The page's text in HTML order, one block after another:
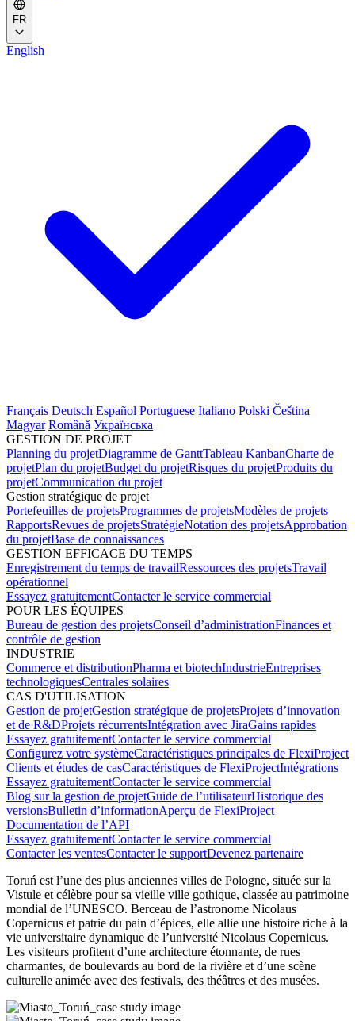
FR
English
Français Deutsch Español Portuguese Italiano Polski Čeština
Magyar Română Українська
GESTION DE PROJET
Planning du projetDiagramme de GanttTableau KanbanCharte de
projetPlan du projetBudget du projetRisques du projetProduits du
projetCommunication du projet
Gestion stratégique de projet
Portefeuilles de projetsProgrammes de projetsModèles de projets
RapportsRevues de projetsStratégieNotation des projetsApprobation
du projetBase de connaissances
GESTION EFFICACE DU TEMPS
Enregistrement du temps de travailRessources des projetsTravail
opérationnel
Essayez gratuitementContacter le service commercial
POUR LES ÉQUIPES
Bureau de gestion des projetsConseil d’administrationFinances et
contrôle de gestion
INDUSTRIE
Commerce et distributionPharma et biotechIndustrieEntreprises
technologiquesCentrales solaires
CAS D'UTILISATION
Gestion de projetGestion stratégique de projetsProjets d’innovation
et de R&DProjets récurrentsIntégration avec JiraGains rapides
Essayez gratuitementContacter le service commercial
Configurez votre systèmeCaractéristiques principales de FlexiProject
Clients et études de casCaractéristiques de FlexiProjectIntégrations
Essayez gratuitementContacter le service commercial
Blog sur la gestion de projetGuide de l’utilisateurHistorique des
versionsBulletin d’informationAperçu de FlexiProject
Documentation de l’API
Essayez gratuitementContacter le service commercial
Contacter les ventesContacter le supportDevenez partenaire
Toruń est l’une des plus anciennes villes de Pologne, située sur la
Vistule et célèbre pour sa vieille ville gothique, classée au patrimoine
mondial de l’UNESCO. Berceau de l’astronome Nicolaus
Copernicus et patrie du pain d’épices, elle allie une histoire riche à la
vie universitaire dynamique de l’université Nicolaus Copernicus.
Les visiteurs profitent d’une architecture étonnante, de rues
charmantes, de boulevards au bord de la rivière et d’une scène
culturelle animée avec des festivals, des théâtres et des musées.